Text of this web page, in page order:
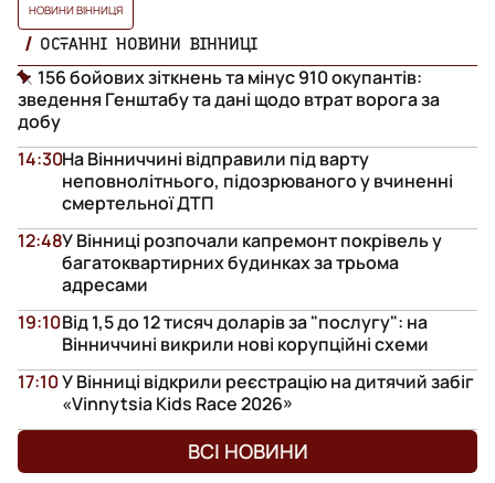
НОВИНИ ВІННИЦЯ
ОСТАННІ НОВИНИ ВІННИЦІ
156 бойових зіткнень та мінус 910 окупантів:
зведення Генштабу та дані щодо втрат ворога за
добу
На Вінниччині відправили під варту
неповнолітнього, підозрюваного у вчиненні
смертельної ДТП
14:30
У Вінниці розпочали капремонт покрівель у
багатоквартирних будинках за трьома
адресами
12:48
Від 1,5 до 12 тисяч доларів за "послугу": на
Вінниччині викрили нові корупційні схеми
19:10
У Вінниці відкрили реєстрацію на дитячий забіг
«Vinnytsia Kids Race 2026»
17:10
ВСІ НОВИНИ